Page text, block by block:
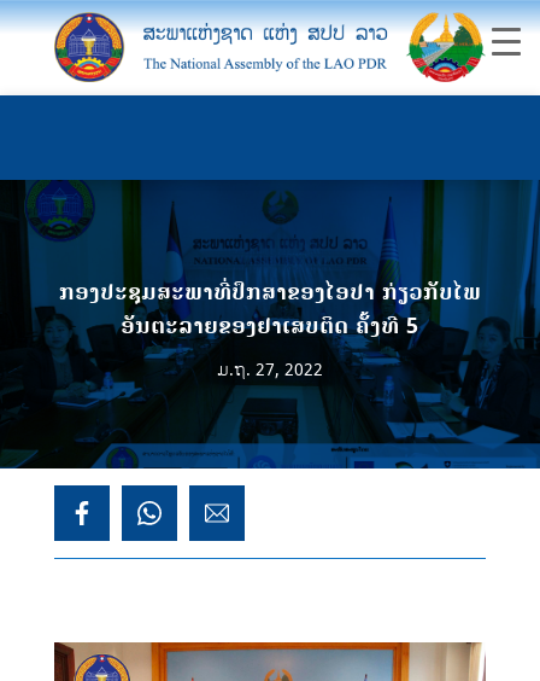
ກອງປະຊຸມສະພາທີ່ປຶກສາຂອງໄອປາ ກ່ຽວກັບໄພ
ອັນຕະລາຍຂອງຢາເສບຕິດ ຄັ້ງທີ 5
ມ.ຖ. 27, 2022